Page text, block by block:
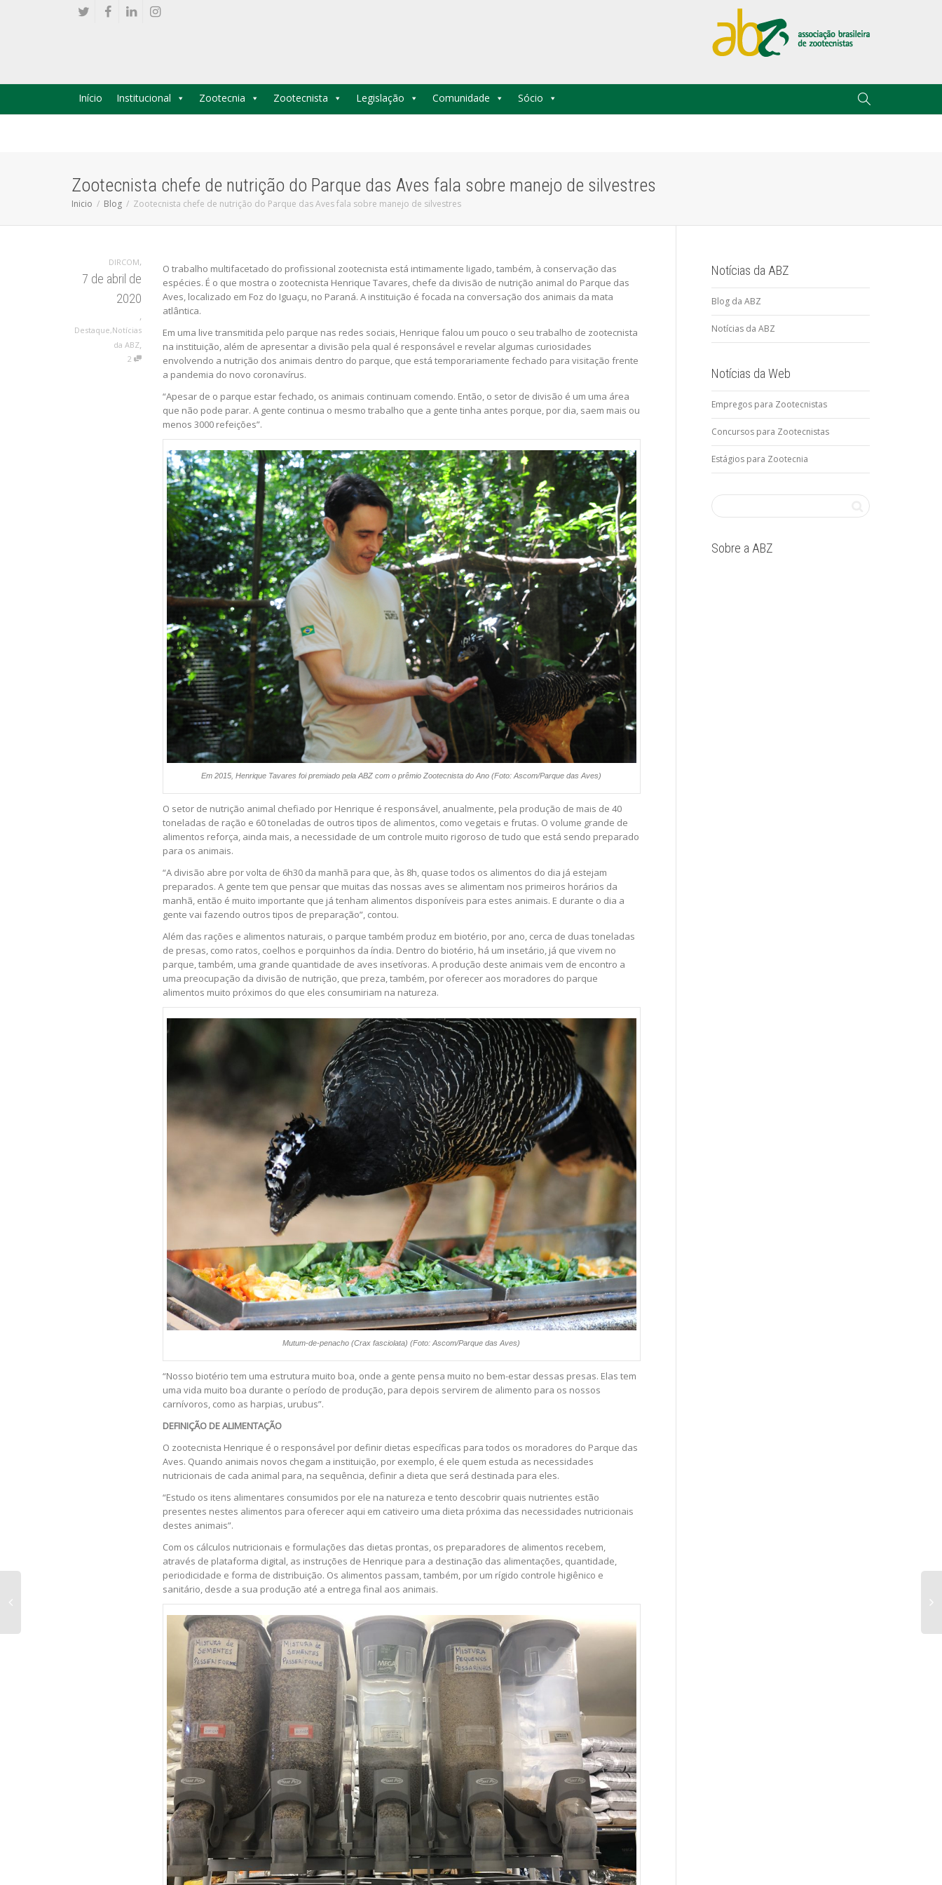
Início Institucional Zootecnia Zootecnista Legislação Comunidade Sócio
Zootecnista chefe de nutrição do Parque das Aves fala sobre manejo de silvestres
Inicio Blog Zootecnista chefe de nutrição do Parque das Aves fala sobre manejo de silvestres
DIRCOM,
7 de abril de
2020
Destaque,Notícias
da ABZ
2
O trabalho multifacetado do profissional zootecnista está intimamente ligado, também, à conservação das
espécies. É o que mostra o zootecnista Henrique Tavares, chefe da divisão de nutrição animal do Parque das
Aves, localizado em Foz do Iguaçu, no Paraná. A instituição é focada na conversação dos animais da mata
atlântica.
Em uma live transmitida pelo parque nas redes sociais, Henrique falou um pouco o seu trabalho de zootecnista
na instituição, além de apresentar a divisão pela qual é responsável e revelar algumas curiosidades
envolvendo a nutrição dos animais dentro do parque, que está temporariamente fechado para visitação frente
a pandemia do novo coronavírus.
“Apesar de o parque estar fechado, os animais continuam comendo. Então, o setor de divisão é um uma área
que não pode parar. A gente continua o mesmo trabalho que a gente tinha antes porque, por dia, saem mais ou
menos 3000 refeições”.
Em 2015, Henrique Tavares foi premiado pela ABZ com o prêmio Zootecnista do Ano (Foto: Ascom/Parque das Aves)
O setor de nutrição animal chefiado por Henrique é responsável, anualmente, pela produção de mais de 40
toneladas de ração e 60 toneladas de outros tipos de alimentos, como vegetais e frutas. O volume grande de
alimentos reforça, ainda mais, a necessidade de um controle muito rigoroso de tudo que está sendo preparado
para os animais.
“A divisão abre por volta de 6h30 da manhã para que, às 8h, quase todos os alimentos do dia já estejam
preparados. A gente tem que pensar que muitas das nossas aves se alimentam nos primeiros horários da
manhã, então é muito importante que já tenham alimentos disponíveis para estes animais. E durante o dia a
gente vai fazendo outros tipos de preparação”, contou.
Além das rações e alimentos naturais, o parque também produz em biotério, por ano, cerca de duas toneladas
de presas, como ratos, coelhos e porquinhos da índia. Dentro do biotério, há um insetário, já que vivem no
parque, também, uma grande quantidade de aves insetívoras. A produção deste animais vem de encontro a
uma preocupação da divisão de nutrição, que preza, também, por oferecer aos moradores do parque
alimentos muito próximos do que eles consumiriam na natureza.
Mutum-de-penacho (Crax fasciolata) (Foto: Ascom/Parque das Aves)
“Nosso biotério tem uma estrutura muito boa, onde a gente pensa muito no bem-estar dessas presas. Elas tem
uma vida muito boa durante o período de produção, para depois servirem de alimento para os nossos
carnívoros, como as harpias, urubus”.
DEFINIÇÃO DE ALIMENTAÇÃO
O zootecnista Henrique é o responsável por definir dietas específicas para todos os moradores do Parque das
Aves. Quando animais novos chegam a instituição, por exemplo, é ele quem estuda as necessidades
nutricionais de cada animal para, na sequência, definir a dieta que será destinada para eles.
“Estudo os itens alimentares consumidos por ele na natureza e tento descobrir quais nutrientes estão
presentes nestes alimentos para oferecer aqui em cativeiro uma dieta próxima das necessidades nutricionais
destes animais”.
Com os cálculos nutricionais e formulações das dietas prontas, os preparadores de alimentos recebem,
através de plataforma digital, as instruções de Henrique para a destinação das alimentações, quantidade,
periodicidade e forma de distribuição. Os alimentos passam, também, por um rígido controle higiênico e
sanitário, desde a sua produção até a entrega final aos animais.
Notícias da ABZ
Blog da ABZ
Notícias da ABZ
Notícias da Web
Empregos para Zootecnistas
Concursos para Zootecnistas
Estágios para Zootecnia
Sobre a ABZ